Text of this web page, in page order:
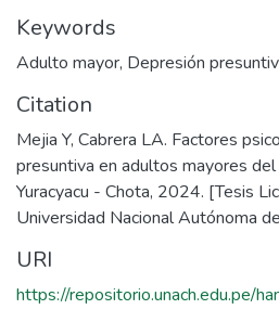
Keywords
Adulto mayor, Depresión
Citation
Mejia Y, Cabrera LA. Factores
presuntiva en adultos mayores
Yuracyacu - Chota, 2024. [Tesis
Universidad Nacional Autónoma
URI
https://repositorio.unach.edu.pe/